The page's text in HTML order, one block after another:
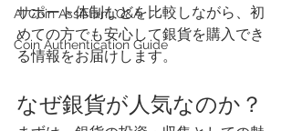
AI Coin Assistant Q&A
Coin Authentication Guide
サポート体制などを比較しながら、初
めての方でも安心して銀貨を購入でき
る情報をお届けします。
なぜ銀貨が人気なのか？